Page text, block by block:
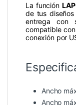
La función
de tus
entrega
compatible
conexión por
Ancho
Ancho